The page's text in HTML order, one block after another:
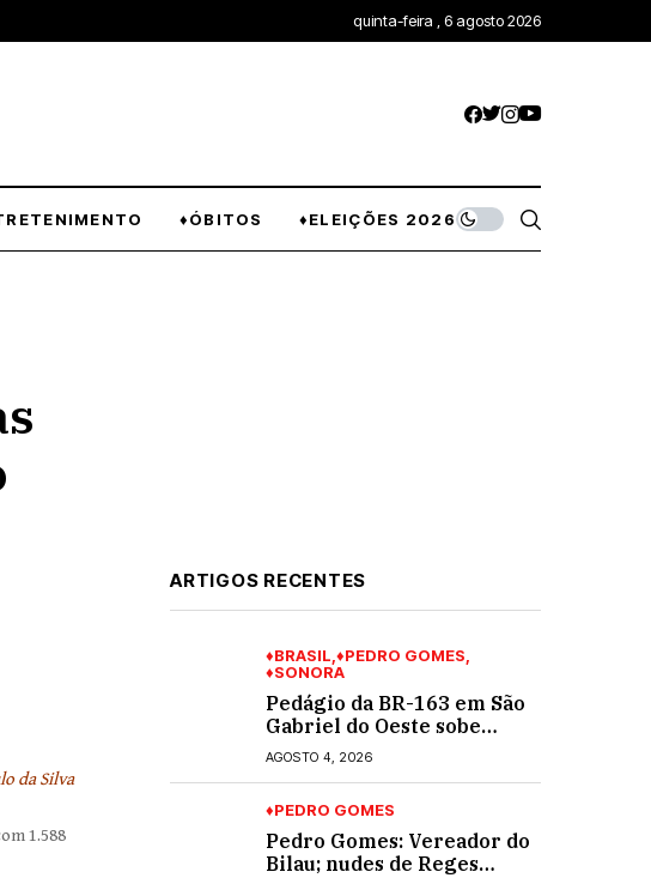
quinta-feira , 6 agosto 2026
♦ÓBITOS ♦ELEIÇÕES 2026
da Silva
1.588
ARTIGOS RECENTES
♦BRASIL ♦PEDRO GOMES
♦SONORA
Pedágio da BR-163 em São
Gabriel do Oeste sobe
40,53% e passa a custar R$
10,70 a partir desta quarta-
AGOSTO 4, 2026
♦PEDRO GOMES
Pedro Gomes: Vereador do
Bilau; nudes de Reges